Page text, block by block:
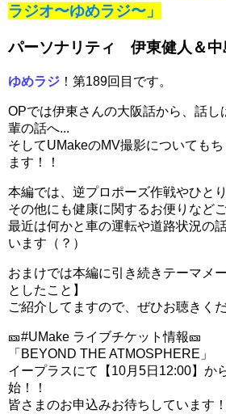
ラジオ〜ゆめラジ〜」
パーソナリティ 伊東健人＆中
ゆめラジ ！第189回目です。
OPでは伊東さんの大阪話から、話し
輩の話へ...
そしてUMakeのMV撮影についても
ます！！
本編では、逆プロポーズ作戦やひとり
その他にも健康に関するお便りなどご
最近は何かと車の運転や道路状況の
います（？）
おまけでは本編に引き続きテーマメ
としたこと】
ご紹介してますので、ぜひお聴きくだ
🎫#UMake ライブチケット情報🎫
「BEYOND THE ATMOSPHERE」
イープラスにて【10月5日12:00】か
始！！
皆さまのお申込みお待ちしています！